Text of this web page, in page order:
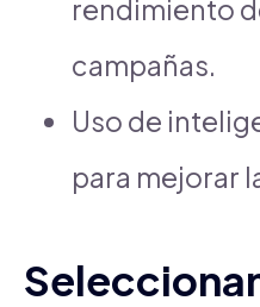
rendimiento
campañas.
Uso de
para mejorar